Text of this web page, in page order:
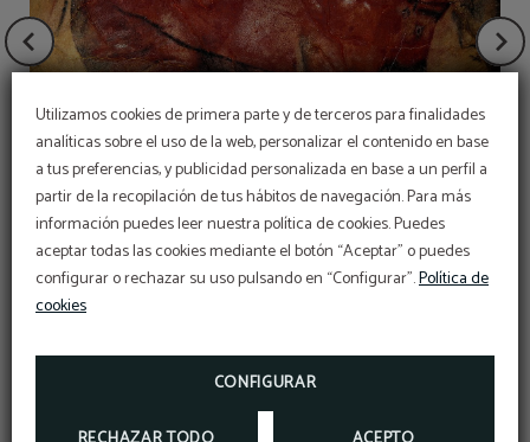
Utilizamos cookies de primera parte y de terceros para finalidades
analíticas sobre el uso de la web, personalizar el contenido en base
a tus preferencias, y publicidad personalizada en base a un perfil a
partir de la recopilación de tus hábitos de navegación. Para más
información puedes leer nuestra política de cookies. Puedes
aceptar todas las cookies mediante el botón “Aceptar” o puedes
configurar o rechazar su uso pulsando en “Configurar”.Política de
cookies
CONFIGURAR
Cuevas de Altamira y el Arte
Rupestre (A 15 minutos)
OFERTÓN
Descuento adicional con el código PROMOWEB